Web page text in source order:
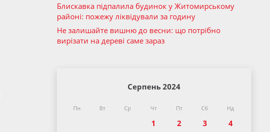
Блискавка підпалила будинок у Житомирському
районі: пожежу ліквідували за годину
Не залишайте вишню до весни: що потрібно
вирізати на дереві саме зараз
Серпень 2024
Пн Вт Ср Чт Пт Сб Нд
1 2 3
4